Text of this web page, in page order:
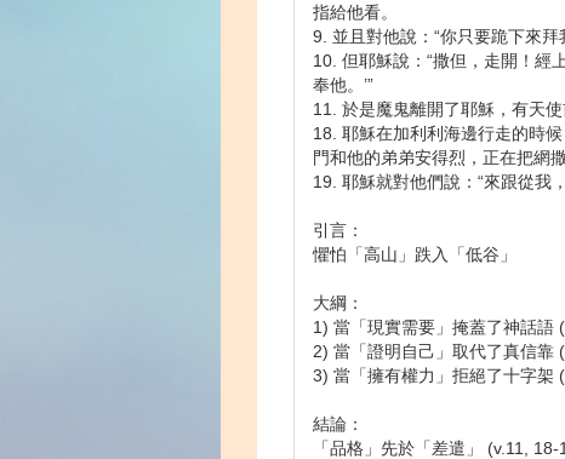
指給他看。
9. 並且對他說：“你只要跪下來
10. 但耶穌說：“撒但，走開！經
奉他。’”
11. 於是魔鬼離開了耶穌，有天使
18. 耶穌在加利利海邊行走的時
門和他的弟弟安得烈，正在把網
19. 耶穌就對他們說：“來跟從我
引言：
懼怕「高山」跌入「低谷」
大綱：
1) 當「現實需要」掩蓋了神話語
2) 當「證明自己」取代了真信靠
3) 當「擁有權力」拒絕了十字架
結論：
「品格」先於「差遣」 (v.11, 18-